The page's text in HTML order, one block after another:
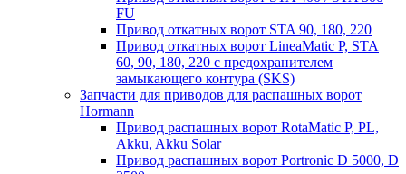
FU
Привод откатных ворот STA 90, 180, 220
Привод откатных ворот LineaMatic P, STA
60, 90, 180, 220 с предохранителем
замыкающего контура (SKS)
Запчасти для приводов для распашных ворот
Hormann
Привод распашных ворот RotaMatic P, PL,
Akku, Akku Solar
Привод распашных ворот Portronic D 5000, D